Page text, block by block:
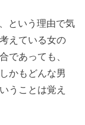
という理由で気
えている女の
であっても、
かもどんな男
うことは覚え